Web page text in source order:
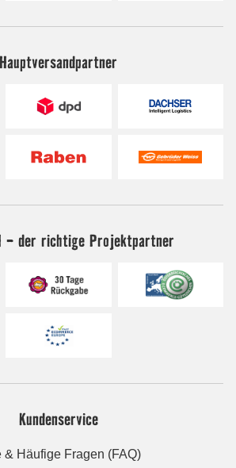
Hauptversandpartner
- der richtige Projektpartner
Kundenservice
& Häufige Fragen (FAQ)